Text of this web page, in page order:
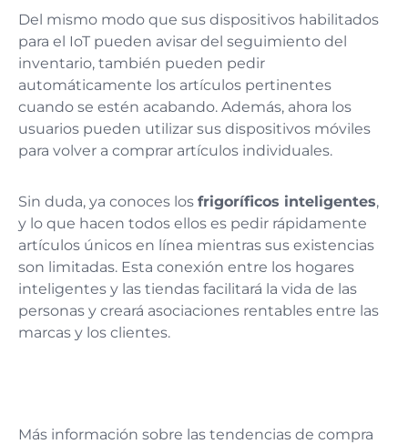
Del mismo modo que sus dispositivos habilitados
para el IoT pueden avisar del seguimiento del
inventario, también pueden pedir
automáticamente los artículos pertinentes
cuando se estén acabando. Además, ahora los
usuarios pueden utilizar sus dispositivos móviles
para volver a comprar artículos individuales.
Sin duda, ya conoces los frigoríficos inteligentes,
y lo que hacen todos ellos es pedir rápidamente
artículos únicos en línea mientras sus existencias
son limitadas. Esta conexión entre los hogares
inteligentes y las tiendas facilitará la vida de las
personas y creará asociaciones rentables entre las
marcas y los clientes.
Más información sobre las tendencias de compra